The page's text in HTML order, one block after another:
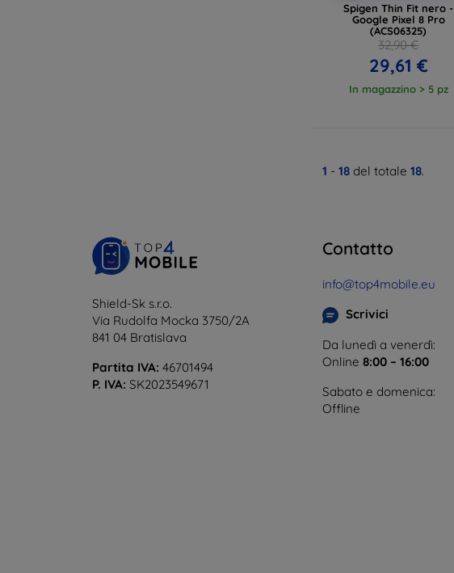
Spigen Thin Fit nero -
Google Pixel 8 Pro
(ACS06325)
32,90 €
29,61 €
In magazzino > 5 pz
1 - 18 del totale 18.
Shield-Sk s.r.o.
Via Rudolfa Mocka 3750/2A
841 04 Bratislava
Partita IVA: 46701494
P. IVA: SK2023549671
Contatto
info@top4mobile.eu
Scrivici
Da lunedì a venerdì:
Online 8:00 – 16:00
Sabato e domenica:
Offline